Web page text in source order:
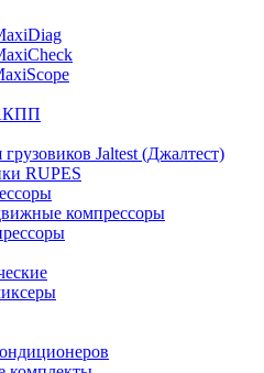
Jaltest (Джалтест)
RUPES
компрессоры